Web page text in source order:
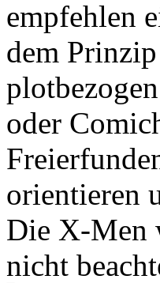
empfehlen
dem
oder
orientieren
Die X-Men
nicht